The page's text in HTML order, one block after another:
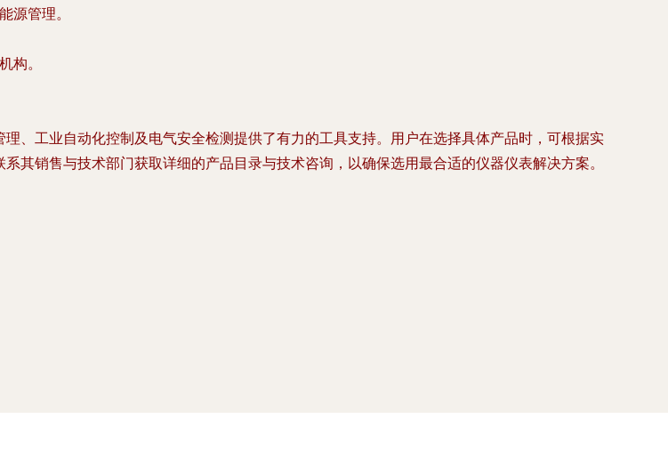
源管理。
构。
、工业自动化控制及电气安全检测提供了有力的工具支持。用户在选择具体产品时，可根据实
其销售与技术部门获取详细的产品目录与技术咨询，以确保选用最合适的仪器仪表解决方案。